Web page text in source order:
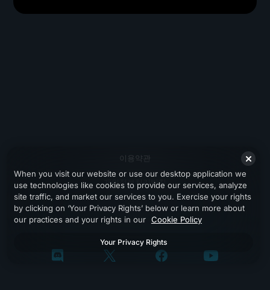
이용약관
개인정보처리방침
지원
When you visit our website or use our desktop application we
use technologies like cookies to provide our services, analyze
site traffic, and market our services to you. Exercise your rights
by clicking on ‘Your Privacy Rights’ below or learn more about
our practices and your rights in our Cookie Policy
Your Privacy Rights